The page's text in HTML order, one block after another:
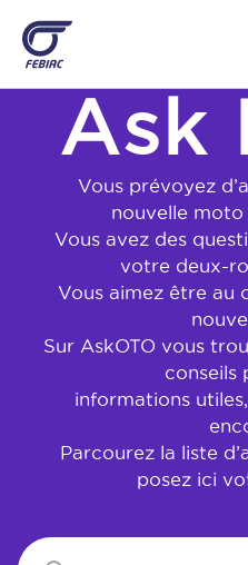
contenu
principalAsk
Vous prévoyez
nouvelle
Vous avez des
votre deux-
Vous aimez être au
Sur AskOTO vous
conseils
informations
Parcourez la liste
posez ici